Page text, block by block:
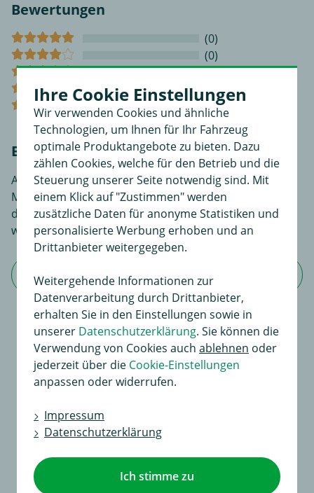
Bewertungen
(0)
(0)
(0)
(0)
(0)
Bewerten Sie diesen Artikel!
An dieser Stelle haben Sie die Möglichkeit, Ihre
Meinungen und Erfahrungen über dieses Produkt zu
dokumentieren. Sie liefern so anderen Interessenten
wertvolle Informationen beim Kauf.
Jetzt Bewertung schreiben
Für dieses Produkt existiert noch keine
Bewertung
Meinungen und Erfahrungen über dieses Produkt zu
dokumentieren.
Informationen beim Kauf.
Ihre Cookie Einstellungen
Wir verwenden Cookies und ähnliche
Technologien, um Ihnen für Ihr Fahrzeug
optimale Produktangebote zu bieten. Dazu
zählen Cookies, welche für den Betrieb und die
Steuerung unserer Seite notwendig sind. Mit
einem Klick auf "Zustimmen" werden
zusätzliche Daten für anonyme Statistiken und
personalisierte Werbung erhoben und an
Drittanbieter weitergegeben.
Weitergehende Informationen zur
Datenverarbeitung durch Drittanbieter,
erhalten Sie in den Einstellungen sowie in
unserer Datenschutzerklärung. Sie können die
Verwendung von Cookies auch ablehnen oder
jederzeit über die Cookie-Einstellungen
anpassen oder widerrufen.
Impressum
Datenschutzerklärung
Ich stimme zu